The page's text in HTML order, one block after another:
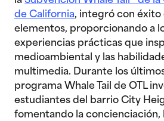
de California, integró con éxito
elementos, proporcionando a
experiencias prácticas que
medioambiental y las
multimedia. Durante los últimos
programa Whale Tail de OTL
estudiantes del barrio City
fomentando la concienciación,